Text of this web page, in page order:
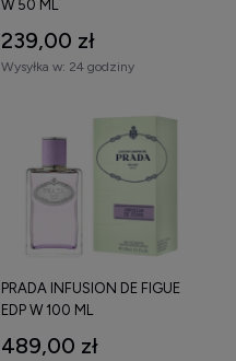
W 50 ML
239,00 zł
Wysyłka w: 24 godziny
PRADA INFUSION DE FIGUE
EDP W 100 ML
489,00 zł